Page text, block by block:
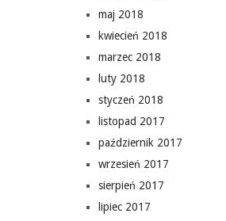
maj 2018
kwiecień 2018
marzec 2018
luty 2018
styczeń 2018
listopad 2017
październik 2017
wrzesień 2017
sierpień 2017
lipiec 2017